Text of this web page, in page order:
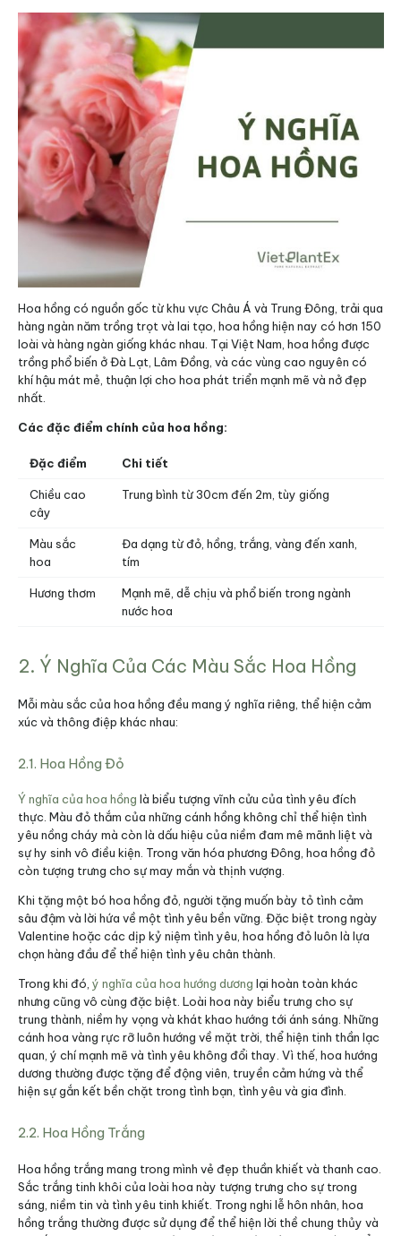
Hoa hồng có nguồn gốc từ khu vực Châu Á và Trung Đông, trải qua
hàng ngàn năm trồng trọt và lai tạo, hoa hồng hiện nay có hơn 150
loài và hàng ngàn giống khác nhau. Tại Việt Nam, hoa hồng được
trồng phổ biến ở Đà Lạt, Lâm Đồng, và các vùng cao nguyên có
khí hậu mát mẻ, thuận lợi cho hoa phát triển mạnh mẽ và nở đẹp
nhất.
Các đặc điểm chính của hoa hồng:
Đặc điểm Chi tiết
Chiều cao
cây
Trung bình từ 30cm đến 2m, tùy giống
Màu sắc
hoa
Đa dạng từ đỏ, hồng, trắng, vàng đến xanh,
tím
Hương thơm
Mạnh mẽ, dễ chịu và phổ biến trong ngành
nước hoa
2. Ý Nghĩa Của Các Màu Sắc Hoa Hồng
Mỗi màu sắc của hoa hồng đều mang ý nghĩa riêng, thể hiện cảm
xúc và thông điệp khác nhau:
2.1. Hoa Hồng Đỏ
Ý nghĩa của hoa hồng là biểu tượng vĩnh cửu của tình yêu đích
thực. Màu đỏ thắm của những cánh hồng không chỉ thể hiện tình
yêu nồng cháy mà còn là dấu hiệu của niềm đam mê mãnh liệt và
sự hy sinh vô điều kiện. Trong văn hóa phương Đông, hoa hồng đỏ
còn tượng trưng cho sự may mắn và thịnh vượng.
Khi tặng một bó hoa hồng đỏ, người tặng muốn bày tỏ tình cảm
sâu đậm và lời hứa về một tình yêu bền vững. Đặc biệt trong ngày
Valentine hoặc các dịp kỷ niệm tình yêu, hoa hồng đỏ luôn là lựa
chọn hàng đầu để thể hiện tình yêu chân thành.
Trong khi đó, ý nghĩa của hoa hướng dương lại hoàn toàn khác
nhưng cũng vô cùng đặc biệt. Loài hoa này biểu trưng cho sự
trung thành, niềm hy vọng và khát khao hướng tới ánh sáng. Những
cánh hoa vàng rực rỡ luôn hướng về mặt trời, thể hiện tinh thần lạc
quan, ý chí mạnh mẽ và tình yêu không đổi thay. Vì thế, hoa hướng
dương thường được tặng để động viên, truyền cảm hứng và thể
hiện sự gắn kết bền chặt trong tình bạn, tình yêu và gia đình.
2.2. Hoa Hồng Trắng
Hoa hồng trắng mang trong mình vẻ đẹp thuần khiết và thanh cao.
Sắc trắng tinh khôi của loài hoa này tượng trưng cho sự trong
sáng, niềm tin và tình yêu tinh khiết. Trong nghi lễ hôn nhân, hoa
hồng trắng thường được sử dụng để thể hiện lời thề chung thủy và